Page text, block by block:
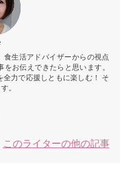
生活アドバイザーからの視点
お伝えできたらと思います。
力で応援しともに楽しむ！ そ
。
このライターの他の記事